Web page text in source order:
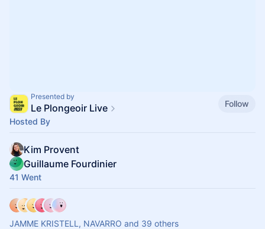
Presented by
Le Plongeoir Live
Follow
Hosted By
Kim Provent
Guillaume Fourdinier
41 Went
JAMME KRISTELL, NAVARRO and 39 others